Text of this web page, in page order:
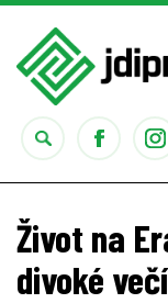
Obory
Život na
divoké